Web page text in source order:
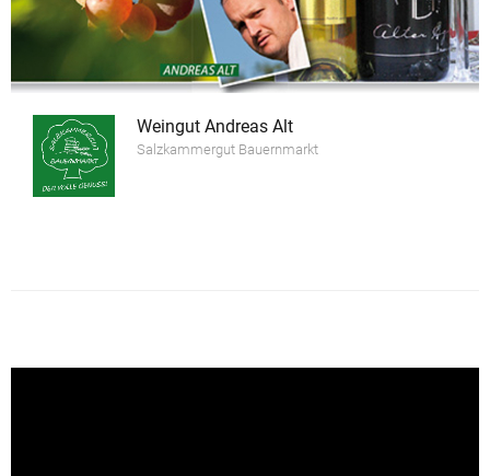
Weingut Andreas Alt
Salzkammergut Bauernmarkt